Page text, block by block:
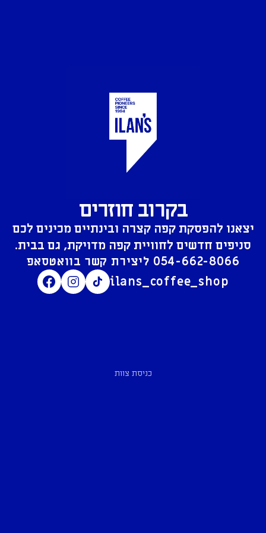
בקרוב חוזרים
יצאנו להפסקת קפה קצרה ובינתיים מכינים לכם
סניפים חדשים לחוויית קפה מדויקת, גם בבית.
054-662-8066
ilans_coffee_shop
כניסת צוות